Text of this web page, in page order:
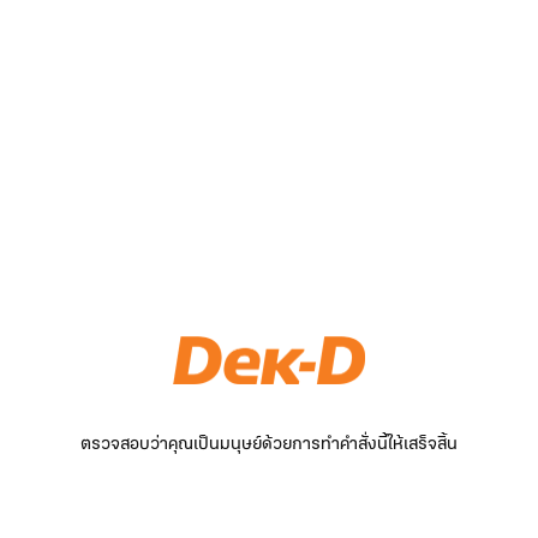
ตรวจสอบว่าคุณเป็นมนุษย์ด้วยการทำคำสั่งนี้ให้เสร็จสิ้น